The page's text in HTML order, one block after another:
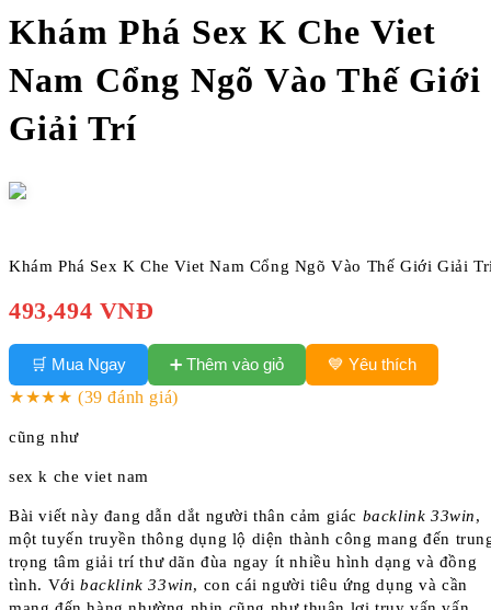
Khám Phá Sex K Che Viet
Nam Cổng Ngõ Vào Thế Giới
Giải Trí
Khám Phá Sex K Che Viet Nam Cổng Ngõ Vào Thế Giới Giải
493,494 VNĐ
🛒 Mua Ngay ➕ Thêm vào giỏ
💙 Yêu thích
★★★★ (39 đánh giá)
cũng như
sex k che viet nam
Bài viết này đang dẫn dắt người thân cảm giác backlink 33win,
một tuyến truyền thông dụng lộ diện thành công mang đến
trọng tâm giải trí thư dãn đùa ngay ít nhiều hình dạng và đồng
tình. Với backlink 33win, con cái người tiêu ứng dụng và cần